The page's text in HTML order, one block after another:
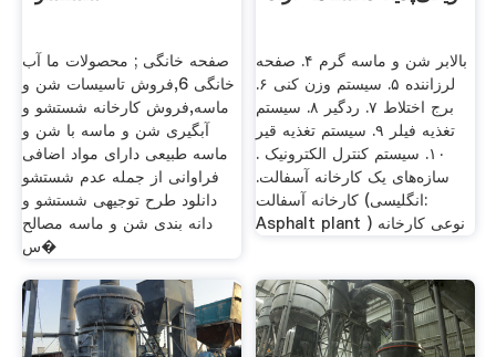
صفحه خانگی ; محصولات ما آب
خانگی 6,فروش تاسیسات شن و
ماسه,فروش کارخانه شستشو و
آبگیری شن و ماسه با شن و
ماسه طبیعی دارای مواد اضافی
فراوانی از جمله عدم شستشو
دانلود طرح توجیهی شستشو و
دانه بندی شن و ماسه مصالح
س�
بالابر شن و ماسه گرم ۴. صفحه
لرزاننده ۵. سیستم وزن کنی ۶.
برج اختلاط ۷. ردگیر ۸. سیستم
تغذیه فیلر ۹. سیستم تغذیه قیر
۱۰. سیستم کنترل الکترونیک .
سازه‌های یک کارخانه آسفالت.
کارخانه آسفالت (انگلیسی:
Asphalt plant ‎) نوعی کارخانه